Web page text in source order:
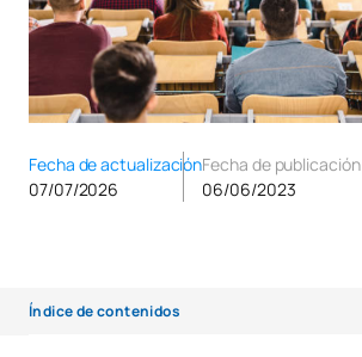
Fecha de actualización
07/07/2026
Fecha de publicación
06/06/2023
Índice de contenidos